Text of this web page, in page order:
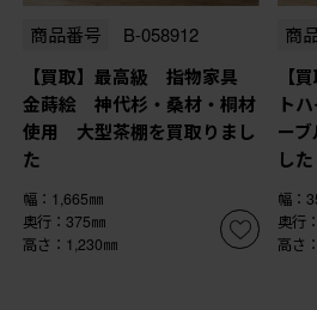
商品番号 B-058912
【買取】最高級 指物家具
金蒔絵 神代杉・桑材・桐材
使用 大型茶棚を買取りまし
た
幅：1,665㎜
奥行：375㎜
高さ：1,230㎜
商
【
ト
ー
した
幅：
奥行
高さ